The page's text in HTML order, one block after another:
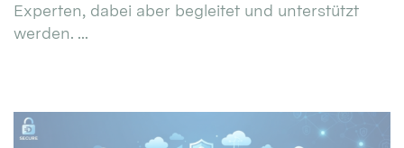
Experten, dabei aber begleitet und unterstützt
werden. ...